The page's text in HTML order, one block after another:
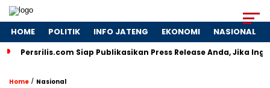
HOME POLITIK INFO JATENG EKONOMI NASIONAL
Persrilis.com Siap Publikasikan Press Release Anda, Jika
Home / Nasional